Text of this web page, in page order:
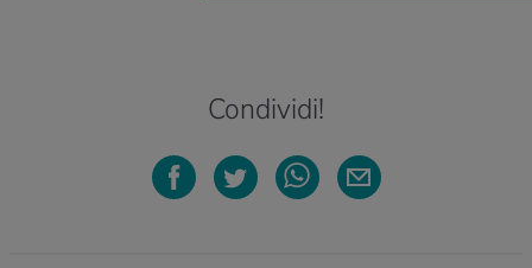
Condividi!